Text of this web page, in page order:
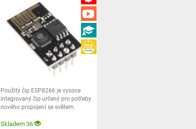
Použitý čip ESP8266 je vysoce
integrovaný čip určený pro potřeby
nového propojení se světem.
Skladem 36